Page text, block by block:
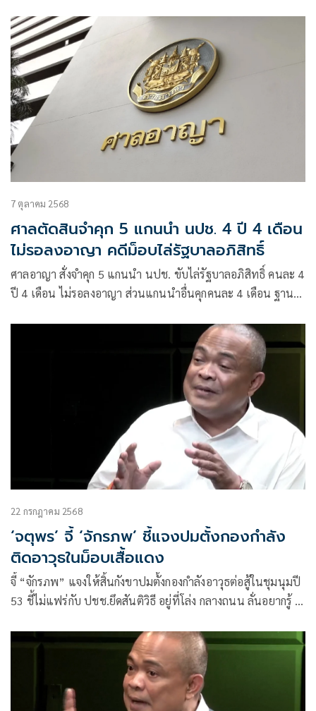
ประชาชนรากหญ้า อย่าปล่อยให้เจนใหม่กลืนกินประวัติศาสตร์
พรรค
7 ตุลาคม 2568
ศาลตัดสินจำคุก 5 แกนนำ นปช. 4 ปี 4 เดือน
ไม่รอลงอาญา คดีม็อบไล่รัฐบาลอภิสิทธิ์
ศาลอาญา สั่งจำคุก 5 แกนนำ นปช. ขับไล่รัฐบาลอภิสิทธิ์ คนละ 4
ปี 4 เดือน ไม่รอลงอาญา ส่วนแกนนำอื่นคุกคนละ 4 เดือน ฐาน
22 กรกฎาคม 2568
‘จตุพร’ จี้ ‘จักรภพ’ ชี้แจงปมตั้งกองกำลัง
ติดอาวุธในม็อบเสื้อแดง
จี้ “จักรภพ” แจงให้สิ้นกังขาปมตั้งกองกำลังอาวุธต่อสู้ในชุมนุมปี
53 ชี้ไม่แฟร่กับ ปชช.ยึดสันติวิธี อยู่ที่โล่ง กลางถนน ลั่นอยากรู้ มี
ลนลานในสถานการณ์ “อยู่หรือไป” กับชั้น 14 คาดสิงหา
การเมืองร้อน สภาเดือดด้วยผลตัดสินของศาล รธน.-ศาลฎีกา